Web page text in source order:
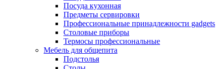
Посуда кухонная
Предметы сервировки
Профессиональные принадлежности gadgets
Столовые приборы
Термосы профессиональные
Мебель для общепита
Подстолья